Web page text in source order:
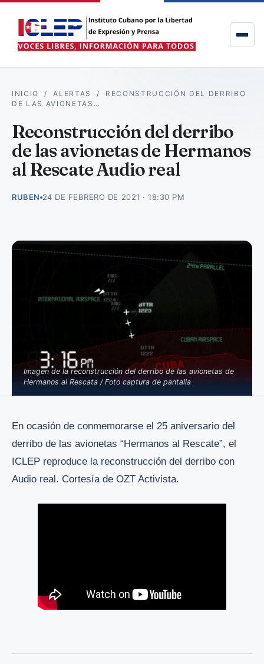
INICIO /ALERTAS / RECONSTRUCCIÓN DEL DERRIBO
DE LAS AVIONETAS…
Reconstrucción del derribo
de las avionetas de Hermanos
al Rescate Audio real
RUBEN 24 DE FEBRERO DE 2021 · 18:30 PM
Imagen de la reconstrucción del derribo de las avionetas de
Hermanos al Rescata / Foto captura de pantalla
En ocasión de conmemorarse el 25 aniversario del
derribo de las avionetas “Hermanos al Rescate”, el
ICLEP reproduce la reconstrucción del derribo con
Audio real. Cortesía de OZT Activista.